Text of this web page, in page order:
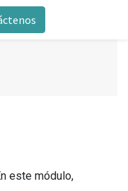
este módulo,